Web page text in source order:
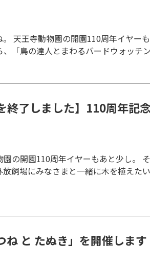
天王寺動物園の開園110周年イヤー
「鳥の達人とまわるバードウォッチ
終了しました】110周年記
の開園110周年イヤーもあと少し。
飼場にみなさまと一緒に木を植えた
と たぬき」を開催します